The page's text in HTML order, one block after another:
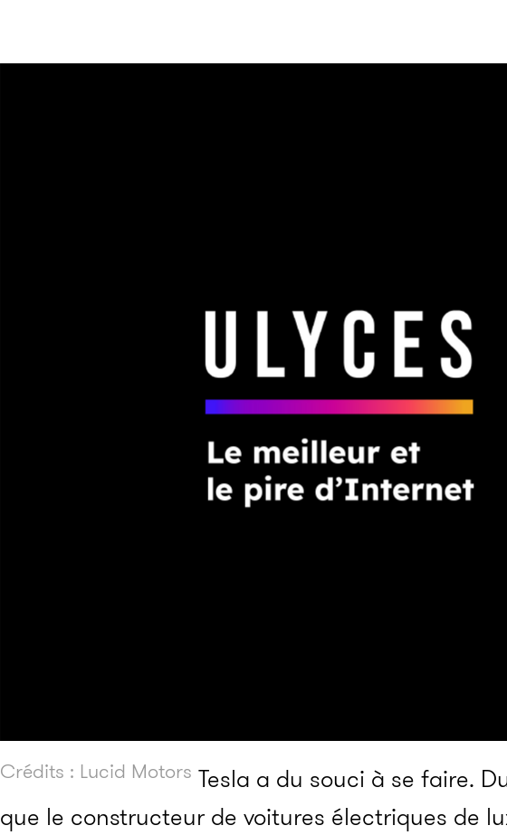
Crédits : Lucid Motors Tesla a du souci à se faire.
que le constructeur de voitures électriques de